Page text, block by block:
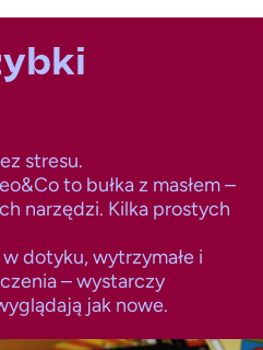
stresu.
to bułka z masłem –
narzędzi. Kilka prostych
dotyku, wytrzymałe i
– wystarczy
jak nowe.